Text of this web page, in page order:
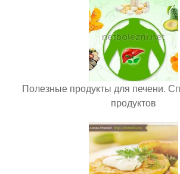
Полезные продукты для печени.
продуктов